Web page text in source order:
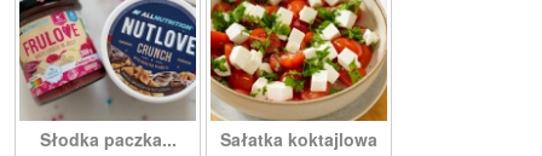
Słodka paczka... Sałatka koktajlowa